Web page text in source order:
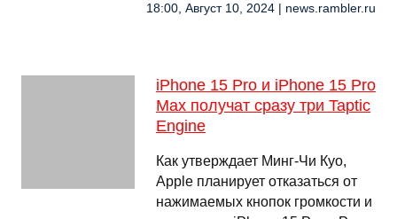
18:00, Август 10, 2024 | news.rambler.ru
iPhone 15 Pro и iPhone 15 Pro
Max получат сразу три Taptic
Engine
Как утверждает Минг-Чи Куо,
Apple планирует отказаться от
нажимаемых кнопок громкости и